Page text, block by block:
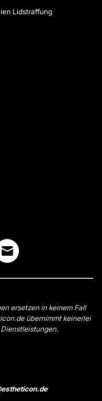
Lidstraffung
ersetzen in keinem Fall
übernimmt keinerlei